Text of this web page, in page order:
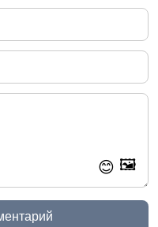
😊 🖼️